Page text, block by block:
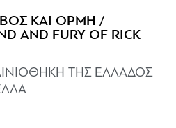
ΚΑΙ ΟΡΜΗ /
AND FURY OF RICK
ΤΗΣ ΕΛΛΑΔΟΣ